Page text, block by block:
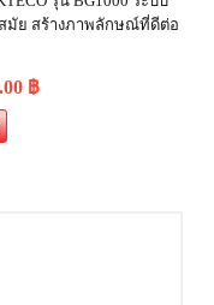
มัย สร้างภาพลักษณ์ที่ดีต่อ
฿